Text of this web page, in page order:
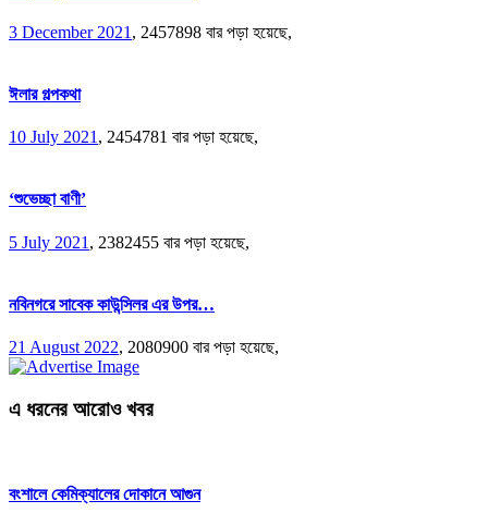
3 December 2021 , 2457898 বার পড়া হয়েছে,
ঈলার গল্পকথা
10 July 2021 , 2454781 বার পড়া হয়েছে,
‘শুভেচ্ছা বাণী’
5 July 2021 , 2382455 বার পড়া হয়েছে,
নবিনগরে সাবেক কাউন্সিলর এর উপর…
21 August 2022, 2080900 বার পড়া হয়েছে,
এ ধরনের আরোও খবর
বংশালে কেমিক্যালের দোকানে আগুন